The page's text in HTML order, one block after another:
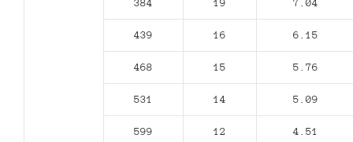
384 19 7.04
439 16 6.15
468 15 5.76
531 14 5.09
599 12 4.51